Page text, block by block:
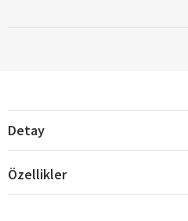
Detay
Özellikler